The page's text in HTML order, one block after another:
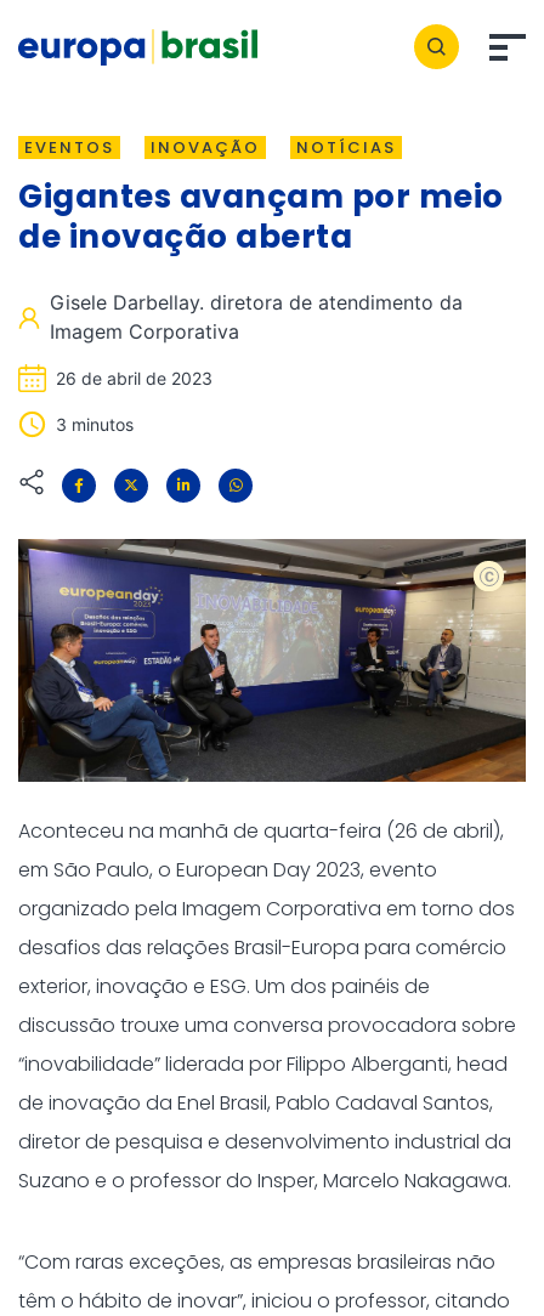
EVENTOS INOVAÇÃO NOTÍCIAS
Gigantes avançam por meio
de inovação aberta
Gisele Darbellay. diretora de atendimento da
Imagem Corporativa
26 de abril de 2023
3 minutos
Foto:
Aconteceu na manhã de quarta-feira (26 de abril),
em São Paulo, o European Day 2023, evento
organizado pela Imagem Corporativa em torno dos
desafios das relações Brasil-Europa para comércio
exterior, inovação e ESG. Um dos painéis de
discussão trouxe uma conversa provocadora sobre
“inovabilidade” liderada por Filippo Alberganti, head
de inovação da Enel Brasil, Pablo Cadaval Santos,
diretor de pesquisa e desenvolvimento industrial da
Suzano e o professor do Insper, Marcelo Nakagawa.
“Com raras exceções, as empresas brasileiras não
têm o hábito de inovar”, iniciou o professor, citando